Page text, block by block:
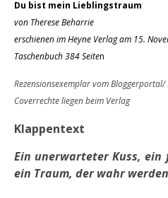
Du bist mein Lieblingstraum
von Therese Beharrie
erschienen im Heyne Verlag am 15.
Taschenbuch 384 Seiten
Rezensionsexemplar vom Bloggerportal/
Coverrechte liegen beim Verlag
Klappentext
Ein unerwarteter Kuss,
ein Traum, der wahr